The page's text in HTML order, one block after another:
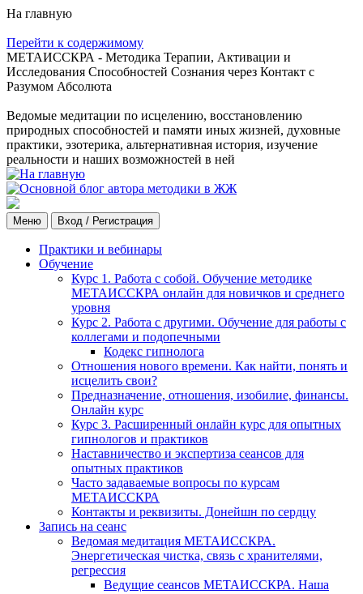
На главную
Перейти к содержимому
МЕТАИССКРА - Методика Терапии, Активации и
Исследования Способностей Сознания через Контакт с
Разумом Абсолюта
Ведомые медитации по исцелению, восстановлению
природных способностей и памяти иных жизней, духовные
практики, эзотерика, альтернативная история, изучение
реальности и наших возможностей в ней
Меню Вход / Регистрация
Практики и вебинары
Обучение
Курс 1. Работа с собой. Обучение методике
МЕТАИССКРА онлайн для новичков и среднего
уровня
Курс 2. Работа с другими. Обучение для работы с
коллегами и подопечными
Кодекс гипнолога
Отношения нового времени. Как найти, понять и
исцелить свои?
Предназначение, отношения, изобилие, финансы.
Онлайн курс
Курс 3. Расширенный онлайн курс для опытных
гипнологов и практиков
Наставничество и экспертиза сеансов для
опытных практиков
Часто задаваемые вопросы по курсам
МЕТАИССКРА
Контакты и реквизиты. Донейшн по сердцу
Запись на сеанс
Ведомая медитация МЕТАИССКРА.
Энергетическая чистка, связь с хранителями,
регрессия
Ведущие сеансов МЕТАИССКРА. Наша